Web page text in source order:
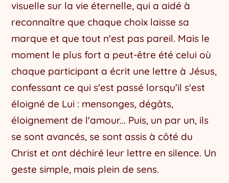
visuelle sur la vie éternelle, qui a aidé à
reconnaître que chaque choix laisse sa
marque et que tout n'est pas pareil. Mais le
moment le plus fort a peut-être été celui où
chaque participant a écrit une lettre à Jésus,
confessant ce qui s'est passé lorsqu'il s'est
éloigné de Lui : mensonges, dégâts,
éloignement de l'amour... Puis, un par un, ils
se sont avancés, se sont assis à côté du
Christ et ont déchiré leur lettre en silence. Un
geste simple, mais plein de sens.